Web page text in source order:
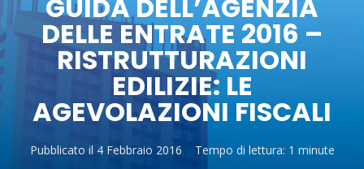
GUIDA DELL’AGENZIA
DELLE ENTRATE 2016 –
RISTRUTTURAZIONI
EDILIZIE: LE
AGEVOLAZIONI FISCALI
Pubblicato il 4 Febbraio 2016 Tempo di lettura: 1 minute